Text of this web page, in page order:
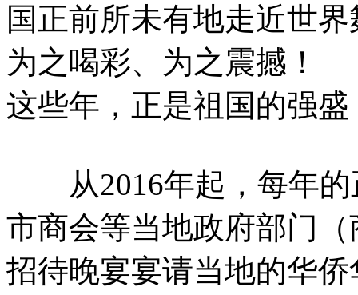
国正前所未有地走近世
为之喝彩、为之震撼！
这些年，正是祖国的强
从2016年起，每年的
市商会等当地政府部门
招待晚宴宴请当地的华